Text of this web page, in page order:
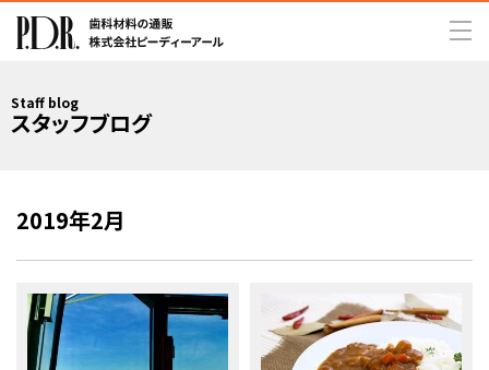
Staff blog
スタッフブログ
2019年2月